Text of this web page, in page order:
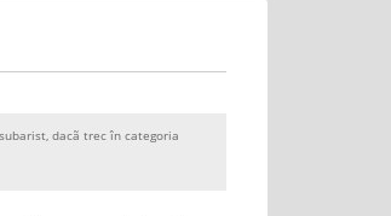
dacã trec în categoria